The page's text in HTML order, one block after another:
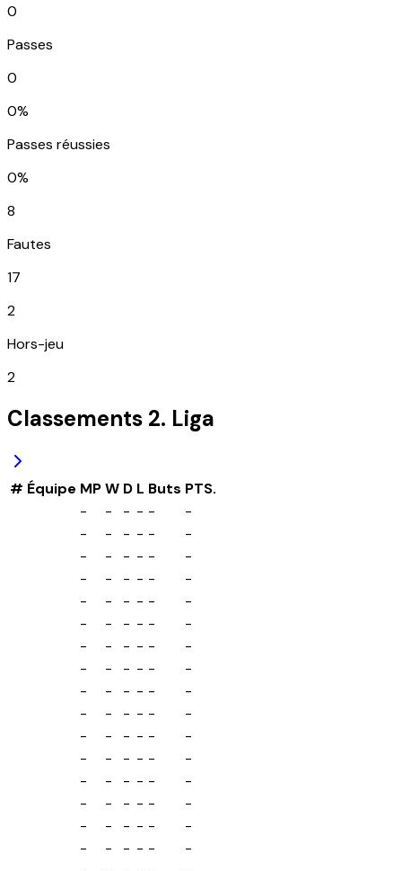
0
Passes
0
0%
Passes réussies
0%
8
Fautes
17
2
Hors-jeu
2
Classements 2. Liga
# Équipe MPW D L Buts PTS.
-
- - - -
-
-
- - - -
-
-
- - - -
-
-
- - - -
-
-
- - - -
-
-
- - - -
-
-
- - - -
-
-
- - - -
-
-
- - - -
-
-
- - - -
-
-
- - - -
-
-
- - - -
-
-
- - - -
-
-
- - - -
-
-
- - - -
-
-
- - - -
-